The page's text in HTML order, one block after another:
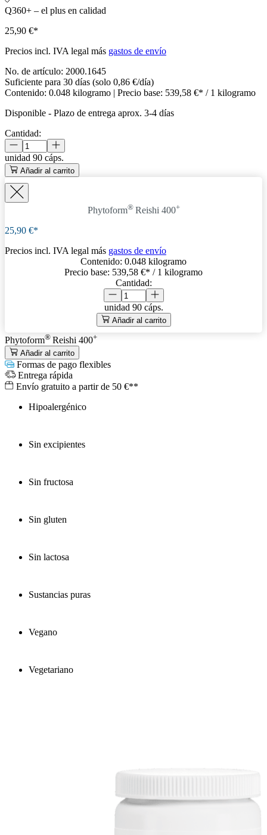
Q360+ – el plus en calidad
25,90 €*
Precios incl. IVA legal más gastos de envío
No. de artículo: 2000.1645
Suficiente para 30 días (solo 0,86 €/día)
Contenido: 0.048 kilogramo | Precio base: 539,58 €* / 1 kilogramo
Disponible - Plazo de entrega aprox. 3-4 días
Cantidad:
unidad 90 cáps.
Añadir al carrito
Phytoform® Reishi 400+
25,90 €*
Precios incl. IVA legal más gastos de envío
Contenido: 0.048 kilogramo
Precio base: 539,58 €* / 1 kilogramo
Cantidad:
unidad 90 cáps.
Añadir al carrito
Phytoform® Reishi 400+
Añadir al carrito
Formas de pago flexibles
Entrega rápida
Envío gratuito a partir de 50 €**
Hipoalergénico
Sin excipientes
Sin fructosa
Sin gluten
Sin lactosa
Sustancias puras
Vegano
Vegetariano